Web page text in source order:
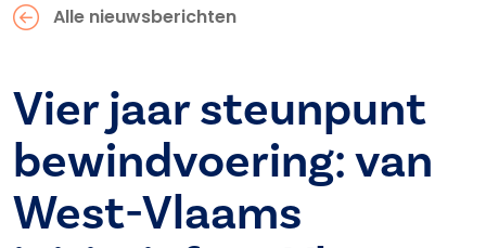
Alle nieuwsberichten
Vier jaar steunpunt
bewindvoering: van
West-Vlaams